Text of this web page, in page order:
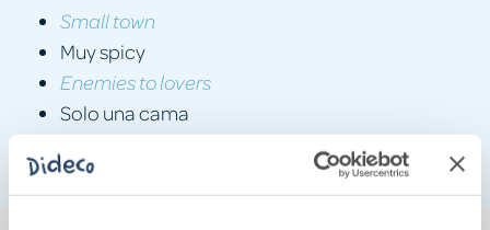
Small town
Muy spicy
Enemies to lovers
Solo una cama